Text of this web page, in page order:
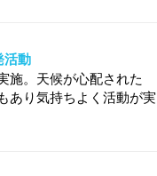
動
施。天候が心配された
あり気持ちよく活動が実